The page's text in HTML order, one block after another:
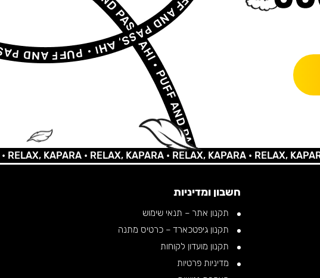
KAPARA •RELAX, KAPARA •RELAX, KAPARA •RELAX, KAPARA •
חשבון ומדיניות
תקנון אתר – תנאי שימוש
תקנון גיפטכארד – כרטיס מתנה
תקנון מועדון לקוחות
מדיניות פרטיות